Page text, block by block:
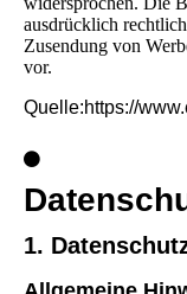
ausdrücklich
Zusendung von
vor.
Quelle:https://
1.